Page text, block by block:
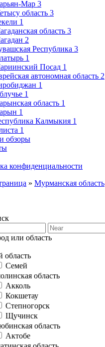
Мар 3
область 3
1
область 3
2
Республика 3
1
Посад 1
автономная область 2
1
1
область 1
1
Калмыкия 1
1
обзоры
конфиденциальности
» Мурманская область
или область
область
Семей
область
Акколь
Кокшетау
Степногорск
Щучинск
область
Актобе